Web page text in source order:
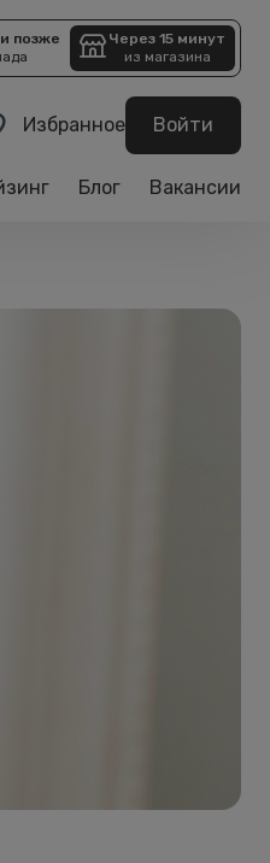
позже
Через 15 минут
из магазина
Избранное Войти
Блог Вакансии